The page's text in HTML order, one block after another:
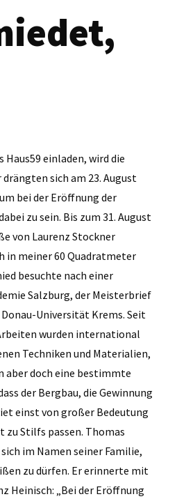
einladen, wird die
sich am 23. August
bei der Eröffnung der
zu sein. Bis zum 31. August
von Laurenz Stockner
in meiner 60 Quadratmeter
besuchte nach einer
Salzburg, der Meisterbrief
Universität Krems. Seit
wurden international
Techniken und Materialien,
aber doch eine bestimmte
der Bergbau, die Gewinnung
einst von großer Bedeutung
zu Stilfs passen. Thomas
im Namen seiner Familie,
zu dürfen. Er erinnerte mit
Heinisch: „Bei der Eröffnung